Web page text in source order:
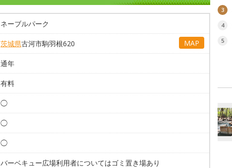
ネーブルパーク
茨城県古河市駒羽根620 MAP
通年
有料
◯
◯
◯
バーベキュー広場利用者についてはゴミ置き場あり
3
4
5